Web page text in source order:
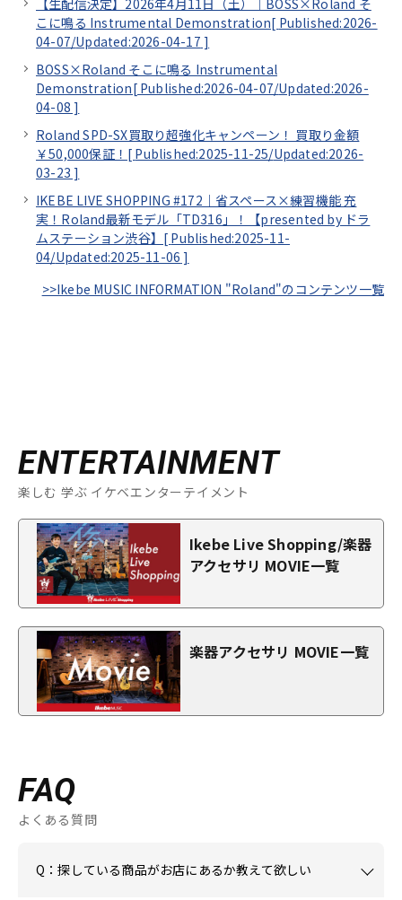
【生配信決定】2026年4月11日（土）｜BOSS×Roland そ
こに鳴る Instrumental Demonstration[ Published:2026-
04-07/Updated:2026-04-17 ]
BOSS×Roland そこに鳴る Instrumental
Demonstration[ Published:2026-04-07/Updated:2026-
04-08 ]
Roland SPD-SX買取り超強化キャンペーン！ 買取り金額
￥50,000保証！[ Published:2025-11-25/Updated:2026-
03-23 ]
IKEBE LIVE SHOPPING #172｜省スペース×練習機能 充
実！Roland最新モデル「TD316」！【presented by ドラ
ムステーション渋谷】[ Published:2025-11-
04/Updated:2025-11-06 ]
>>Ikebe MUSIC INFORMATION "Roland"のコンテンツ一覧
ENTERTAINMENT
楽しむ 学ぶ イケベエンターテイメント
Ikebe Live Shopping/楽器
アクセサリ MOVIE一覧
楽器アクセサリ MOVIE一覧
FAQ
よくある質問
Q：探している商品がお店にあるか教えて欲しい